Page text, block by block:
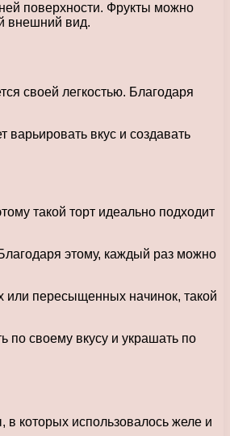
поверхности. Фрукты можно
внешний вид.
своей легкостью. Благодаря
вкус и создавать
такой торт идеально подходит
этому, каждый раз можно
или пересыщенных начинок, такой
по своему вкусу и украшать по
в которых использовалось желе и